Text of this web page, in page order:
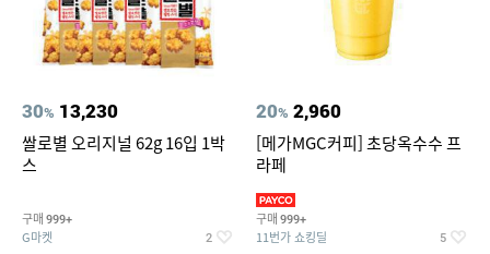
30% 13,230
쌀로별 오리지널 62g 16입 1박
스
구매 999+
G마켓 2
20% 2,960
[메가MGC커피] 초당옥수수 프
라페
구매 999+
11번가 쇼킹딜 5